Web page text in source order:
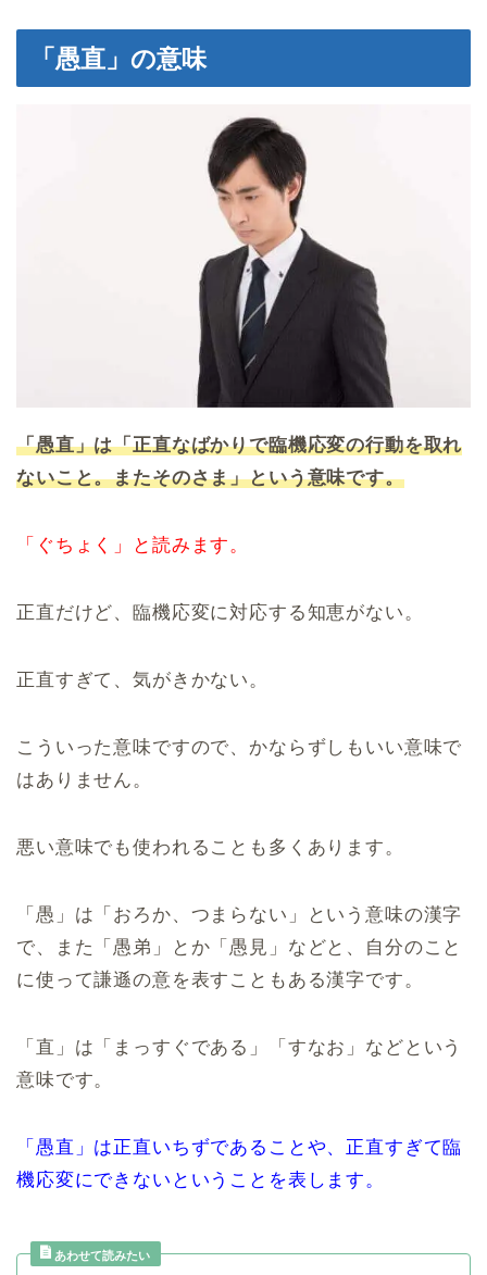
「愚直」の意味
「愚直」は「正直なばかりで臨機応変の行動を取れ
ないこと。またそのさま」という意味です。
「ぐちょく」と読みます。
正直だけど、臨機応変に対応する知恵がない。
正直すぎて、気がきかない。
こういった意味ですので、かならずしもいい意味で
はありません。
悪い意味でも使われることも多くあります。
「愚」は「おろか、つまらない」という意味の漢字
で、また「愚弟」とか「愚見」などと、自分のこと
に使って謙遜の意を表すこともある漢字です。
「直」は「まっすぐである」「すなお」などという
意味です。
「愚直」は正直いちずであることや、正直すぎて臨
機応変にできないということを表します。